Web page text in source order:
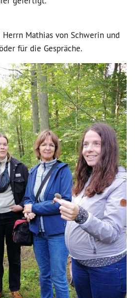
Mathias von Schwerin und
für die Gespräche.